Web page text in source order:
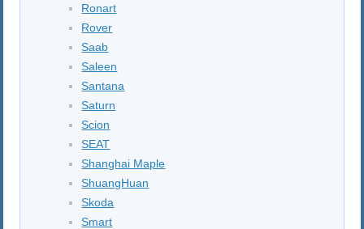
Ronart
Rover
Saab
Saleen
Santana
Saturn
Scion
SEAT
Shanghai Maple
ShuangHuan
Skoda
Smart